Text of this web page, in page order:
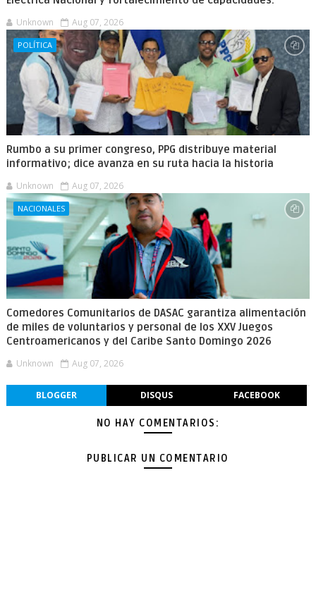
Unknown Aug 07, 2026
POLÍTICA
Rumbo a su primer congreso, PPG distribuye material
informativo; dice avanza en su ruta hacia la historia
Unknown Aug 07, 2026
NACIONALES
Comedores Comunitarios de DASAC garantiza alimentación
de miles de voluntarios y personal de los XXV Juegos
Centroamericanos y del Caribe Santo Domingo 2026
Unknown Aug 07, 2026
BLOGGER DISQUS FACEBOOK
NO HAY COMENTARIOS:
PUBLICAR UN COMENTARIO